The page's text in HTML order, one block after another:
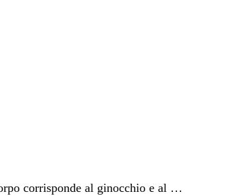
corrisponde al ginocchio e al …